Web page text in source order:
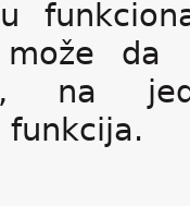
može
na
funkcija.